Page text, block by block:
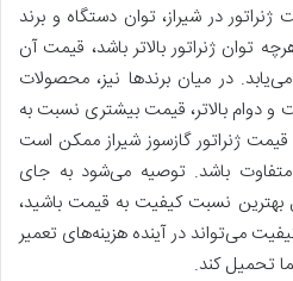
ژنراتور در شیراز، توان دستگاه و برند
توان ژنراتور بالاتر باشد، قیمت آن
در میان برندها نیز، محصولات
و دوام بالاتر، قیمت بیشتری نسبت به
قیمت ژنراتور گازسوز شیراز ممکن است
متفاوت باشد. توصیه می‌شود به جای
بهترین نسبت کیفیت به قیمت باشید،
می‌تواند در آینده هزینه‌های تعمیر
تحمیل کند.